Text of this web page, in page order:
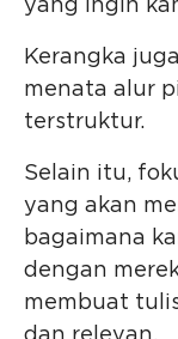
yang ingin
Kerangka
menata alur
terstruktur.
Selain itu,
yang akan
bagaimana
dengan
membuat